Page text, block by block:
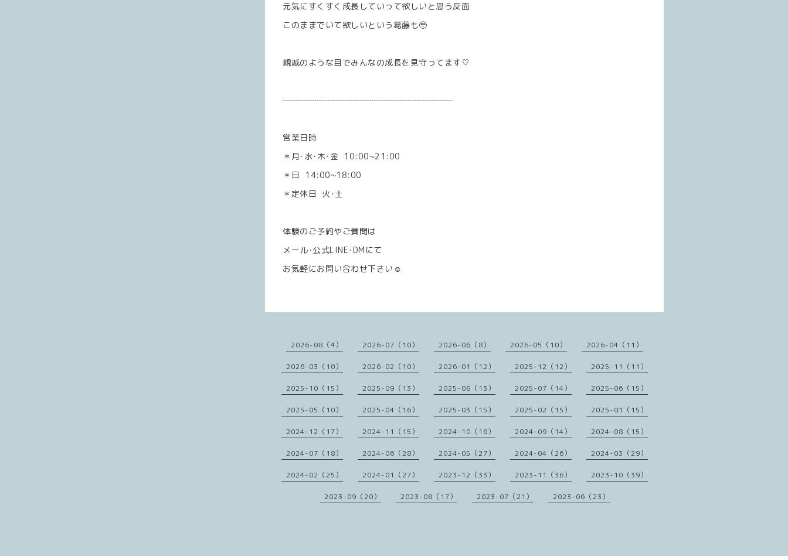
元気にすくすく成長していって欲しいと思う反面
このままでいて欲しいという葛藤も🥹
親戚のような目でみんなの成長を見守ってます♡
┈┈┈┈┈┈┈┈┈┈┈┈┈┈┈┈┈┈┈┈
営業日時
＊月･水･木･金 10:00~21:00
＊日 14:00~18:00
＊定休日 火･土
体験のご予約やご質問は
メール･公式LINE･DMにて
お気軽にお問い合わせ下さい☺️
2026-08（4） 2026-07（10） 2026-06（8） 2026-05（10） 2026-04（11）
2026-03（10） 2026-02（10） 2026-01（12） 2025-12（12） 2025-11（11）
2025-10（15） 2025-09（13） 2025-08（13） 2025-07（14） 2025-06（15）
2025-05（10） 2025-04（16） 2025-03（15） 2025-02（15） 2025-01（15）
2024-12（17） 2024-11（15） 2024-10（16） 2024-09（14） 2024-08（15）
2024-07（18） 2024-06（28） 2024-05（27） 2024-04（26） 2024-03（29）
2024-02（25） 2024-01（27） 2023-12（33） 2023-11（36） 2023-10（39）
2023-09（20） 2023-08（17） 2023-07（21） 2023-06（23）